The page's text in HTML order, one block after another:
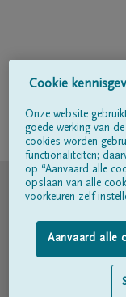
Volg ons op
Cookie
Onze website
goede werking van
cookies worden
functionaliteiten;
op “Aanvaard alle
opslaan van alle
voorkeuren zelf
Aanvaard alle